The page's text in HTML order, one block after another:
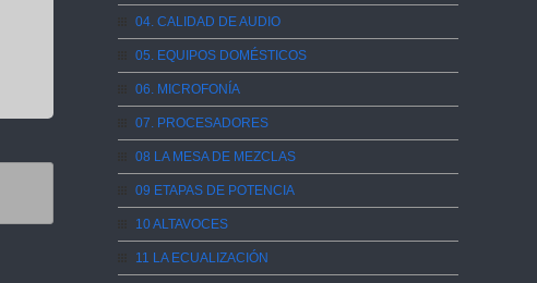
04. CALIDAD DE AUDIO
05. EQUIPOS DOMÉSTICOS
06. MICROFONÍA
07. PROCESADORES
08 LA MESA DE MEZCLAS
09 ETAPAS DE POTENCIA
10 ALTAVOCES
11 LA ECUALIZACIÓN